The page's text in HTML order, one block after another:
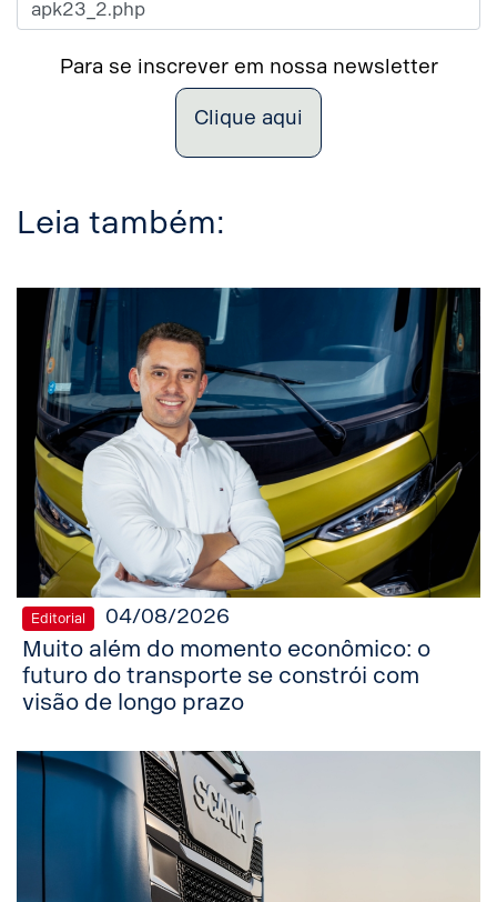
Para se inscrever em nossa newsletter
Clique aqui
Leia também:
Editorial 04/08/2026
Muito além do momento econômico: o
futuro do transporte se constrói com
visão de longo prazo